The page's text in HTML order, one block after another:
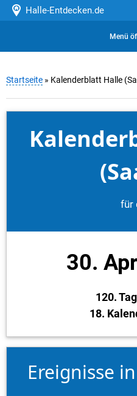
Halle-Entdecken.de
Menü
Startseite » Kalenderblatt Halle
für
30.
120.
18.
Ereignisse